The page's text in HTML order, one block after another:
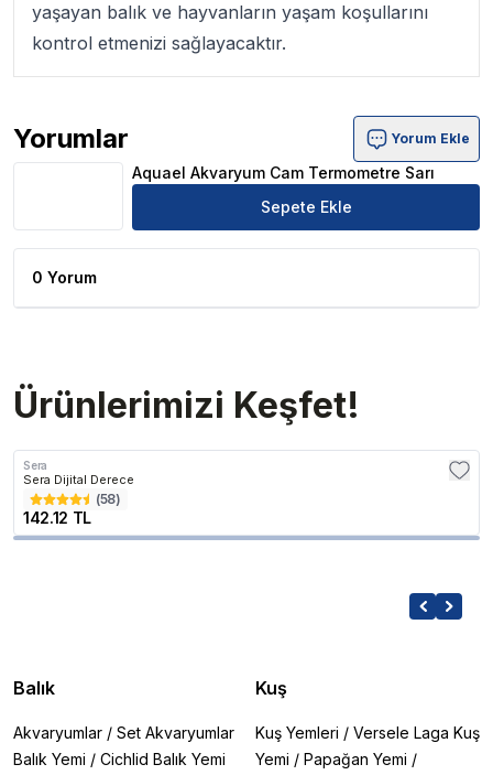
yaşayan balık ve hayvanların yaşam koşullarını
kontrol etmenizi sağlayacaktır.
Yorumlar
Aquael Akvaryum Cam Termometre Sarı Ürün Yorumları
Yorum Ekle
Aquael Akvaryum Cam Termometre Sarı
Sepete Ekle
0 Yorum
Ürünlerimizi Keşfet!
Sera
Sera Dijital Derece
(58)
142.12 TL
Balık
Akvaryumlar / Set Akvaryumlar
Balık Yemi / Cichlid Balık Yemi
Kuş
Kuş Yemleri / Versele Laga Kuş
Yemi / Papağan Yemi /